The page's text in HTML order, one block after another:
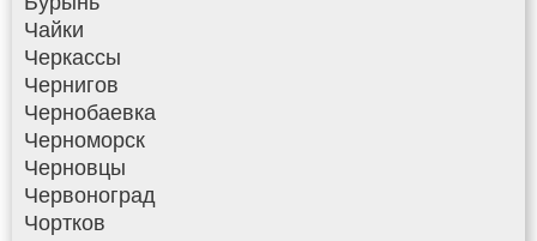
Чайки
Черкассы
Чернигов
Чернобаевка
Черноморск
Черновцы
Червоноград
Чортков